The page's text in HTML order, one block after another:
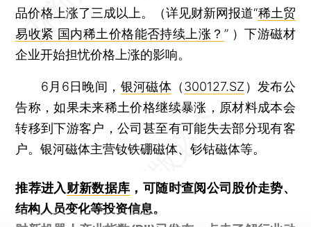
品价格上涨了三成以上。（详见财新网报道“稀土贸
易收紧 国内稀土价格能否持续上涨？ ” ）下游磁材
企业开始担忧价格上涨的影响。
6月6日晚间， 银河磁体（300127.SZ ）发布公
告称，如果未来稀土价格继续暴涨，原材料成本会
转移到下游客户，公司甚至有可能失去部分现有客
户。银河磁体主营钕铁硼磁体、钐钴磁体等。
推荐进入财新数据库 ，可随时查阅公司股价走势、
结构人员变化等投资信息。